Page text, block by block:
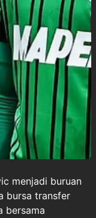
menjadi buruan
bursa transfer
bersama